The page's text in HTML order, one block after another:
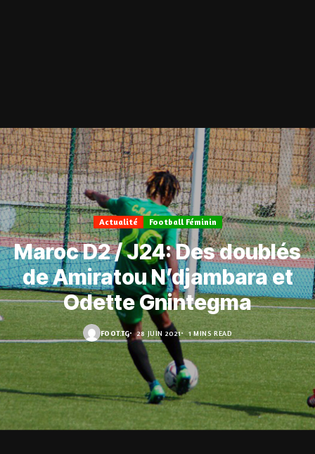
Actualité Football Féminin
Maroc D2 / J24: Des doublés
de Amiratou N’djambara et
Odette Gnintegma
FOOT.TG 28 JUIN 2021 1 MINS READ